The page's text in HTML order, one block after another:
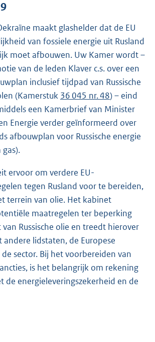
maakt glashelder dat de EU
van fossiele energie uit Rusland
moet afbouwen. Uw Kamer wordt –
van de leden Klaver c.s. over een
inclusief tijdpad van Russische
(Kamerstuk 36 045 nr. 48) – eind
een Kamerbrief van Minister
Energie verder geïnformeerd over
afbouwplan voor Russische energie
ervoor om verdere EU-
tegen Rusland voor te bereiden,
terrein van olie. Het kabinet
maatregelen ter beperking
Russische olie en treedt hierover
andere lidstaten, de Europese
de sector. Bij het voorbereiden van
is het belangrijk om rekening
de energieleveringszekerheid en de